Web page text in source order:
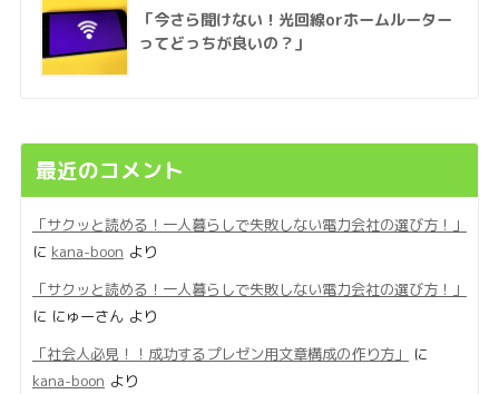
「今さら聞けない！光回線orホームルーター
ってどっちが良いの？」
最近のコメント
「サクッと読める！一人暮らしで失敗しない電力会社の選び方！」
に kana-boon より
「サクッと読める！一人暮らしで失敗しない電力会社の選び方！」
に にゅーさんより
「社会人必見！！成功するプレゼン用文章構成の作り方」
に
kana-boon より